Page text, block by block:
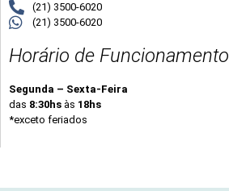
(21) 3500-6020
(21) 3500-6020
Horário de Funcionamento
Segunda – Sexta-Feira
das 8:30hs às 18hs
*exceto feriados